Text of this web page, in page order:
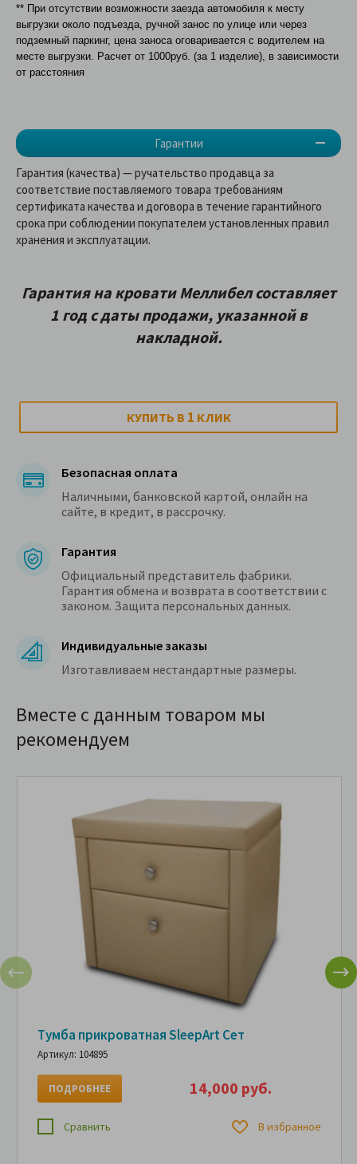
Гарантии
** При отсутствии возможности заезда автомобиля к месту
выгрузки около подъезда, ручной занос по улице или через
подземный паркинг, цена заноса оговаривается с водителем на
месте выгрузки. Расчет от 1000руб. (за 1 изделие), в зависимости
от расстояния
Гарантия (качества) — ручательство продавца за
соответствие поставляемого товара требованиям
сертификата качества и договора в течение гарантийного
срока при соблюдении покупателем установленных правил
хранения и эксплуатации.
Гарантия на кровати Меллибел составляет
1 год с даты продажи, указанной в
накладной.
КУПИТЬ В 1 КЛИК
Безопасная оплата
Наличными, банковской картой, онлайн на
сайте, в кредит, в рассрочку.
Гарантия
Официальный представитель фабрики.
Гарантия обмена и возврата в соответствии с
законом. Защита персональных данных.
Индивидуальные заказы
Изготавливаем нестандартные размеры.
Вместе с данным товаром мы
рекомендуем
Тумба прикроватная SleepArt Сет
Артикул: 104895
14,000 руб.
ПОДРОБНЕЕ
Сравнить В избранное